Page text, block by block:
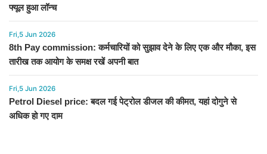
फ्यूल हुआ लॉन्च
Fri,5 Jun 2026
8th Pay commission: कर्मचारियों को सुझाव देने के लिए एक और मौका, इस
तारीख तक आयोग के समक्ष रखें अपनी बात
Fri,5 Jun 2026
Petrol Diesel price: बदल गई पेट्रोल डीजल की कीमत, यहां दोगुने से
अधिक हो गए दाम